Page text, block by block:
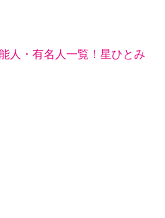
人・有名人一覧！星ひとみ